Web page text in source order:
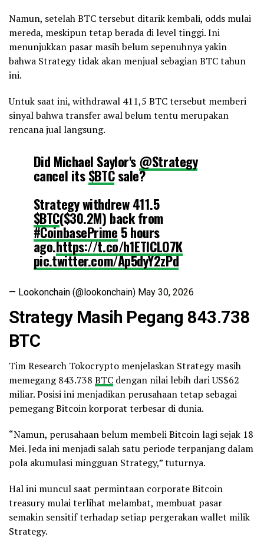
Namun, setelah BTC tersebut ditarik kembali, odds mulai
mereda, meskipun tetap berada di level tinggi. Ini
menunjukkan pasar masih belum sepenuhnya yakin
bahwa Strategy tidak akan menjual sebagian BTC tahun
ini.
Untuk saat ini, withdrawal 411,5 BTC tersebut memberi
sinyal bahwa transfer awal belum tentu merupakan
rencana jual langsung.
Did Michael Saylor's@Strategy
cancel its$BTCsale?
Strategy withdrew 411.5
$BTC($30.2M) back from
#CoinbasePrime 5 hours
ago.https://t.co/h1ETICLO7K
pic.twitter.com/Ap5dyY2zPd
— Lookonchain (@lookonchain) May 30, 2026
Strategy Masih Pegang 843.738
BTC
Tim Research Tokocrypto menjelaskan Strategy masih
memegang 843.738 BTC dengan nilai lebih dari US$62
miliar. Posisi ini menjadikan perusahaan tetap sebagai
pemegang Bitcoin korporat terbesar di dunia.
“Namun, perusahaan belum membeli Bitcoin lagi sejak 18
Mei. Jeda ini menjadi salah satu periode terpanjang dalam
pola akumulasi mingguan Strategy,” tuturnya.
Hal ini muncul saat permintaan corporate Bitcoin
treasury mulai terlihat melambat, membuat pasar
semakin sensitif terhadap setiap pergerakan wallet milik
Strategy.